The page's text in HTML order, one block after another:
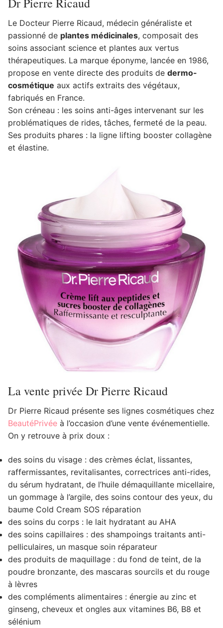
Le Docteur Pierre Ricaud, médecin généraliste et
passionné de plantes médicinales, composait des
soins associant science et plantes aux vertus
thérapeutiques. La marque éponyme, lancée en 1986,
propose en vente directe des produits de dermo-
cosmétique aux actifs extraits des végétaux,
fabriqués en France.
Son créneau : les soins anti-âges intervenant sur les
problématiques de rides, tâches, fermeté de la peau.
Ses produits phares : la ligne lifting booster collagène
et élastine.
La vente privée Dr Pierre Ricaud
Dr Pierre Ricaud présente ses lignes cosmétiques chez
BeautéPrivée à l’occasion d’une vente événementielle.
On y retrouve à prix doux :
des soins du visage : des crèmes éclat, lissantes,
raffermissantes, revitalisantes, correctrices anti-rides,
du sérum hydratant, de l’huile démaquillante micellaire,
un gommage à l’argile, des soins contour des yeux, du
baume Cold Cream SOS réparation
des soins du corps : le lait hydratant au AHA
des soins capillaires : des shampoings traitants anti-
pelliculaires, un masque soin réparateur
des produits de maquillage : du fond de teint, de la
poudre bronzante, des mascaras sourcils et du rouge
à lèvres
des compléments alimentaires : énergie au zinc et
ginseng, cheveux et ongles aux vitamines B6, B8 et
sélénium